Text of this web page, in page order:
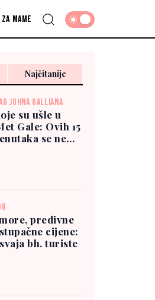
Za mame
Najčitanije
JOHNA GALLIANA
su ušle u
Gale: Ovih 15
se ne
predivne
cijene:
bh. turiste